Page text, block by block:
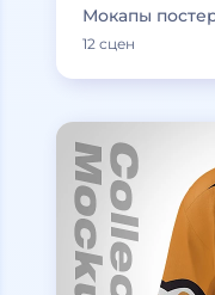
Мокапы
12 сцен